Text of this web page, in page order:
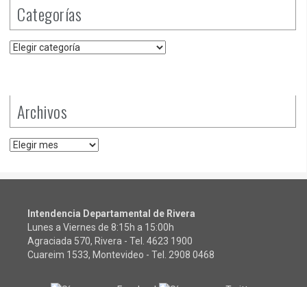
Categorías
Categorías
Archivos
Archivos
Intendencia Departamental de Rivera
Lunes a Viernes de 8:15h a 15:00h
Agraciada 570, Rivera - Tel. 4623 1900
Cuareim 1533, Montevideo - Tel. 2908 0468